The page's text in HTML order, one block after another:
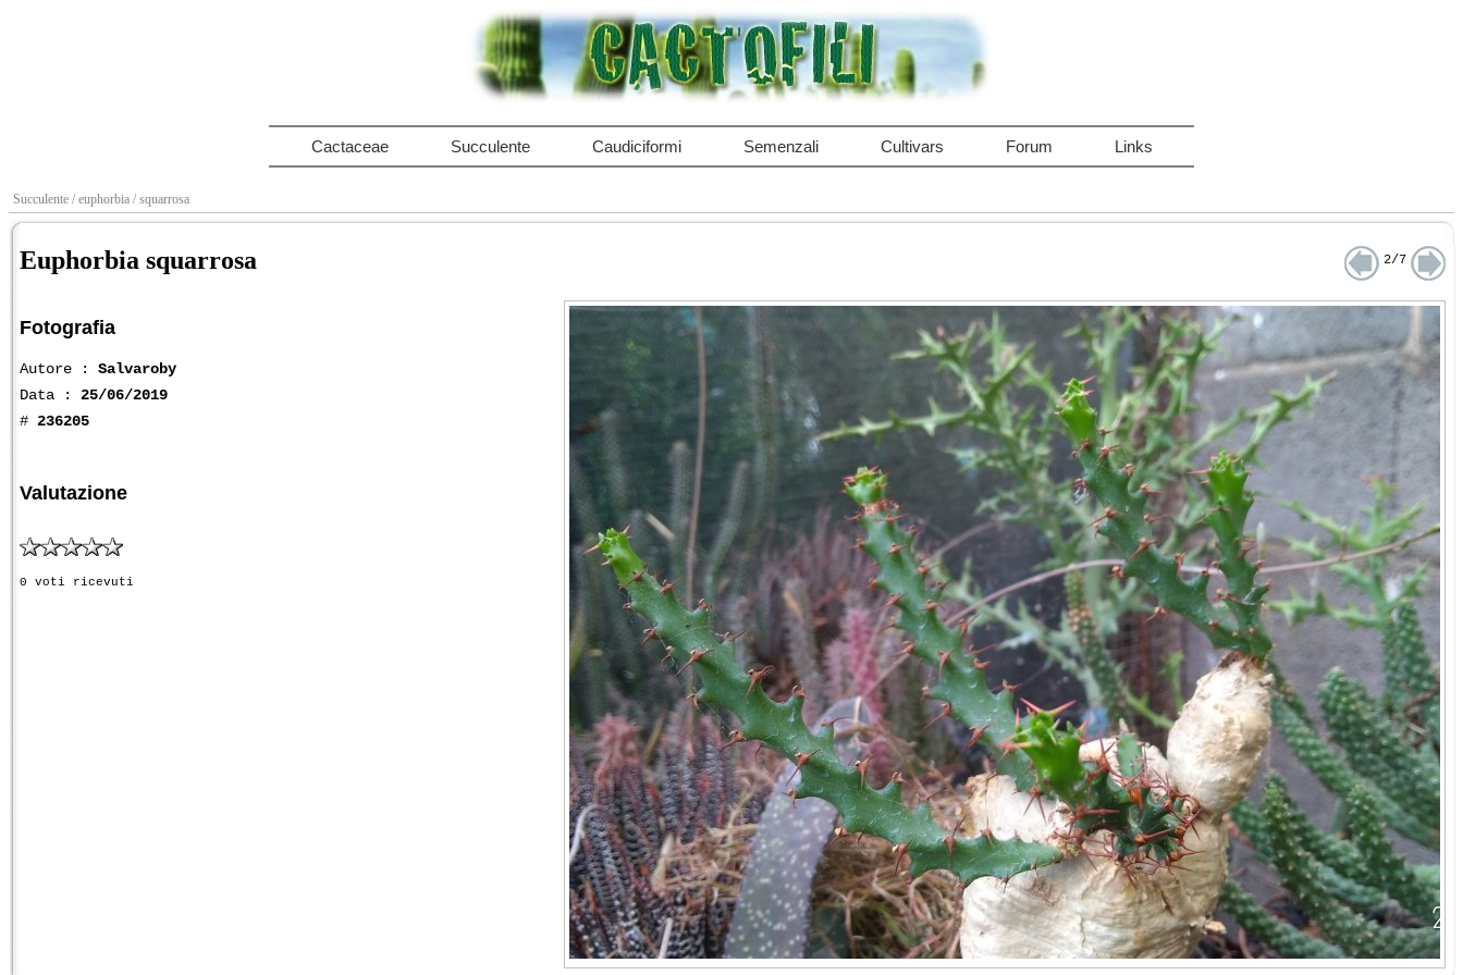
Cactaceae Succulente Caudiciformi Semenzali Cultivars Forum Links
Succulente / euphorbia / squarrosa
Euphorbia squarrosa 2/7
Fotografia
Autore : Salvaroby
Data : 25/06/2019
# 236205
Valutazione
0 voti ricevuti